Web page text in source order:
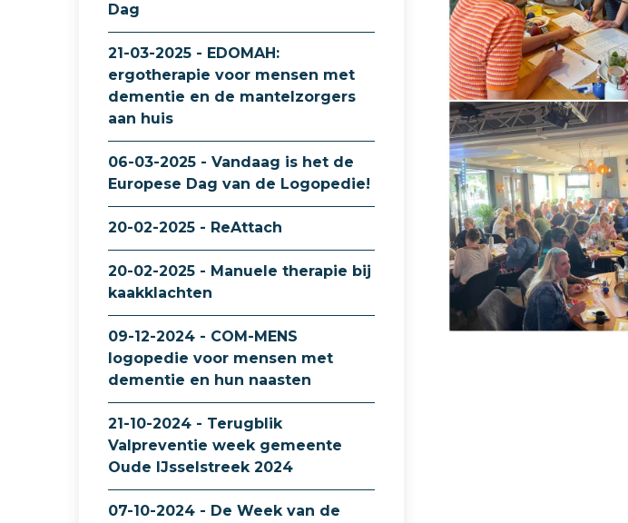
Dag
21-03-2025 - EDOMAH:
ergotherapie voor mensen met
dementie en de mantelzorgers
aan huis
06-03-2025 - Vandaag is het de
Europese Dag van de Logopedie!
20-02-2025 - ReAttach
20-02-2025 - Manuele therapie bij
kaakklachten
09-12-2024 - COM-MENS
logopedie voor mensen met
dementie en hun naasten
21-10-2024 - Terugblik
Valpreventie week gemeente
Oude IJsselstreek 2024
07-10-2024 - De Week van de